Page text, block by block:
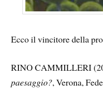
Ecco il vincitore della
RINO CAMMILLERI
paesaggio?, Verona,